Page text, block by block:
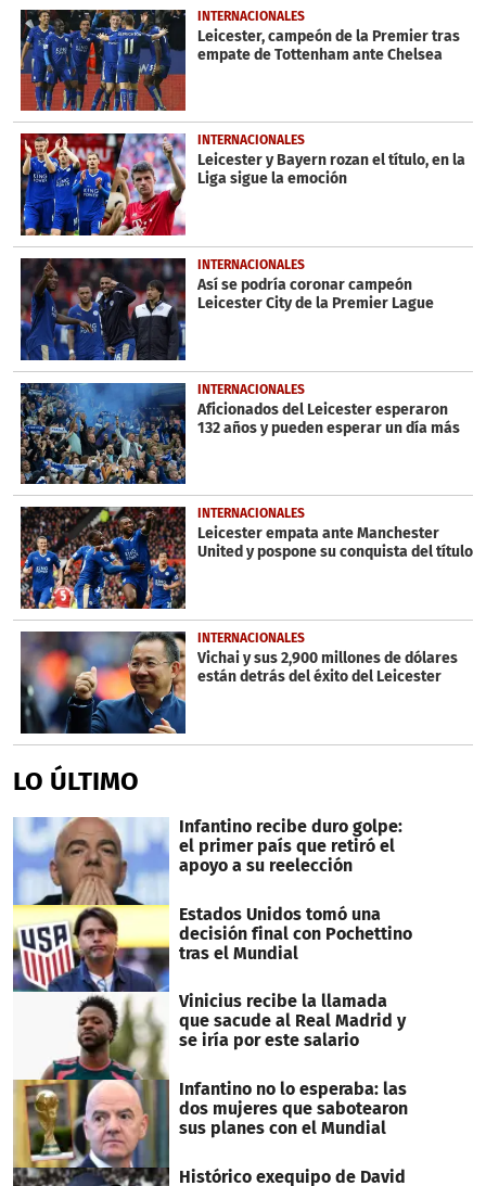
32
seconds
INTERNACIONALES
Leicester, campeón de la Premier tras
empate de Tottenham ante Chelsea
INTERNACIONALES
Leicester y Bayern rozan el título, en la
Liga sigue la emoción
INTERNACIONALES
Así se podría coronar campeón
Leicester City de la Premier Lague
INTERNACIONALES
Aficionados del Leicester esperaron
132 años y pueden esperar un día más
INTERNACIONALES
Leicester empata ante Manchester
United y pospone su conquista del título
INTERNACIONALES
Vichai y sus 2,900 millones de dólares
están detrás del éxito del Leicester
LO ÚLTIMO
Infantino recibe duro golpe:
el primer país que retiró el
apoyo a su reelección
Estados Unidos tomó una
decisión final con Pochettino
tras el Mundial
Vinicius recibe la llamada
que sacude al Real Madrid y
se iría por este salario
Infantino no lo esperaba: las
dos mujeres que sabotearon
sus planes con el Mundial
Histórico exequipo de David